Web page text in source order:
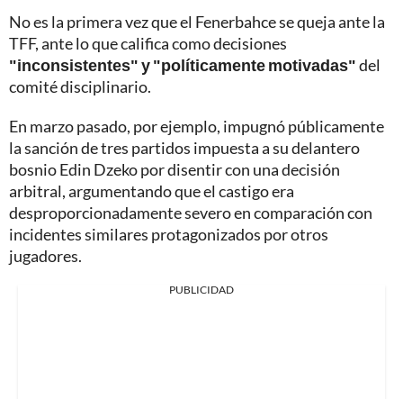
No es la primera vez que el Fenerbahce se queja ante la
TFF, ante lo que califica como decisiones
"inconsistentes" y "políticamente motivadas"del
comité disciplinario.
En marzo pasado, por ejemplo, impugnó públicamente
la sanción de tres partidos impuesta a su delantero
bosnio Edin Dzeko por disentir con una decisión
arbitral, argumentando que el castigo era
desproporcionadamente severo en comparación con
incidentes similares protagonizados por otros
jugadores.
PUBLICIDAD